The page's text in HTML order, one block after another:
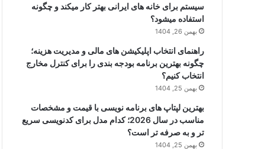
سیستم برای خانه های ایرانی بهتر کار میکند و چگونه
استفاده میشود؟
بهمن 26, 1404
راهنمای انتخاب اپلیکیشن های مالی و مدیریت هزینه؛
چگونه بهترین برنامه بودجه بندی را برای کنترل مخارج
انتخاب کنیم؟
بهمن 25, 1404
بهترین لپتاپ های برنامه نویسی با قیمت و مشخصات
مناسب در سال 2026؛ کدام مدل برای کدنویسی سریع
تر و به صرفه تر است؟
بهمن 25, 1404